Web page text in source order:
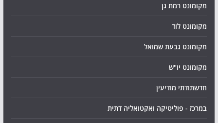
מקומונט רמת גן
מקומונט לוד
מקומונט גבעת שמואל
מקומונט יו"ש
חדשתודתי מודיעין
במרכז - פוליטיקה ואקטואליה דתית